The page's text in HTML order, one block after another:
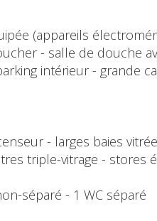
(appareils
- salle de douche
intérieur - grande
- larges baies
triple-vitrage -
séparé - 1 WC séparé